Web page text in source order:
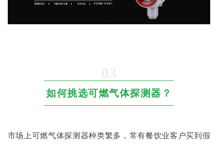
如何挑选可燃气体探测器？
市场上可燃气体探测器种类繁多，常有餐饮业客户买到假